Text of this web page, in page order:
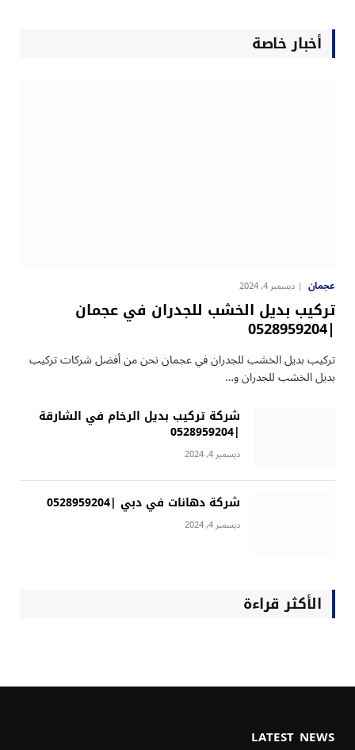
أخبار خاصة
عجمان ديسمبر 4, 2024
تركيب بديل الخشب للجدران في عجمان
|0528959204
تركيب بديل الخشب للجدران في عجمان نحن من أفضل شركات تركيب
بديل الخشب للجدران و…
شركة تركيب بديل الرخام في الشارقة
|0528959204
ديسمبر 4, 2024
شركة دهانات في دبي |0528959204
ديسمبر 4, 2024
الأكثر قراءة
LATEST NEWS